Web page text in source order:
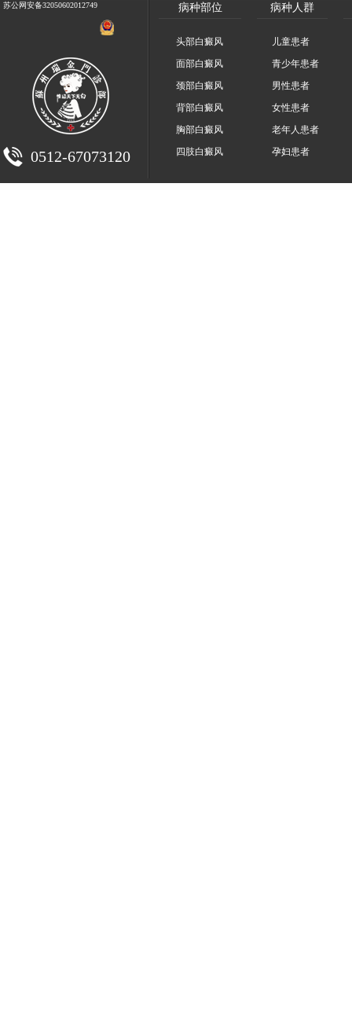
苏公网安备32050602012749
0512-67073120
病种部位 病种人群
头部白癜风
面部白癜风
颈部白癜风
背部白癜风
胸部白癜风
四肢白癜风
儿童患者
青少年患者
男性患者
女性患者
老年人患者
孕妇患者